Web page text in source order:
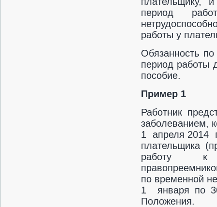
период
работы у
Обязанность
период работы
пособие.
Пример 1
Работник
заболеванием,
1 апреля 2014
плательщика
работу к
по временной
1 января по
Положения.